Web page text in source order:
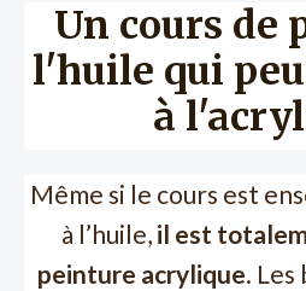
Un cours de
l'huile qui
à
Même si le cours est
à l’huile, il est
peinture acrylique. Les